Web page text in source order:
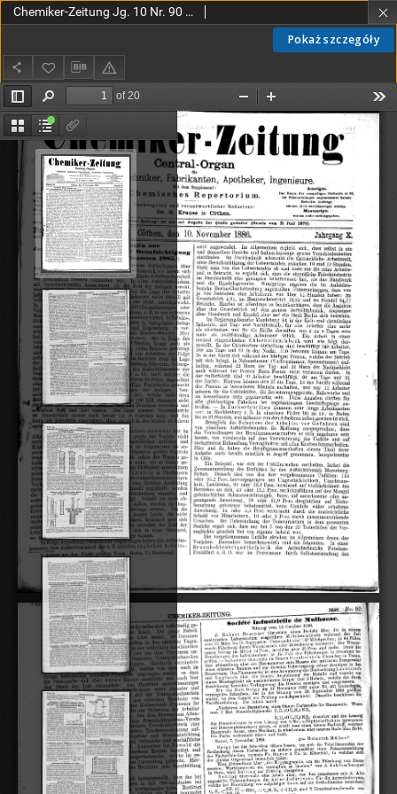
Pokaż szczegóły
Chemiker-Zeitung Jg. 10 Nr. 90 (1886)